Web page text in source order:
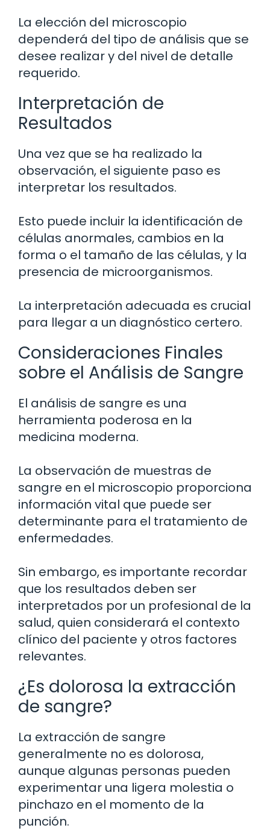
La elección del microscopio
dependerá del tipo de análisis que se
desee realizar y del nivel de detalle
requerido.
Interpretación de
Resultados
Una vez que se ha realizado la
observación, el siguiente paso es
interpretar los resultados.
Esto puede incluir la identificación de
células anormales, cambios en la
forma o el tamaño de las células, y la
presencia de microorganismos.
La interpretación adecuada es crucial
para llegar a un diagnóstico certero.
Consideraciones Finales
sobre el Análisis de Sangre
El análisis de sangre es una
herramienta poderosa en la
medicina moderna.
La observación de muestras de
sangre en el microscopio proporciona
información vital que puede ser
determinante para el tratamiento de
enfermedades.
Sin embargo, es importante recordar
que los resultados deben ser
interpretados por un profesional de la
salud, quien considerará el contexto
clínico del paciente y otros factores
relevantes.
¿Es dolorosa la extracción
de sangre?
La extracción de sangre
generalmente no es dolorosa,
aunque algunas personas pueden
experimentar una ligera molestia o
pinchazo en el momento de la
punción.